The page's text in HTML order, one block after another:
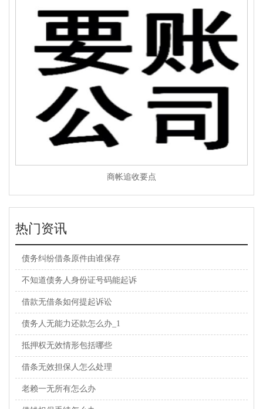
商帐追收要点
热门资讯
债务纠纷借条原件由谁保存
不知道债务人身份证号码能起诉
借款无借条如何提起诉讼
债务人无能力还款怎么办_1
抵押权无效情形包括哪些
借条无效担保人怎么处理
老赖一无所有怎么办